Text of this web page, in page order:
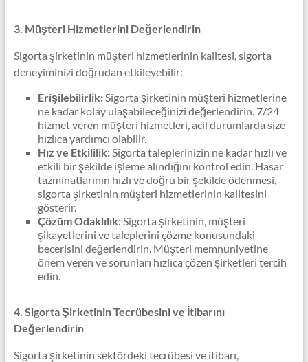
3. Müşteri Hizmetlerini Değerlendirin
Sigorta şirketinin müşteri hizmetlerinin kalitesi, sigorta
deneyiminizi doğrudan etkileyebilir:
Erişilebilirlik:Sigorta şirketinin müşteri hizmetlerine
ne kadar kolay ulaşabileceğinizi değerlendirin. 7/24
hizmet veren müşteri hizmetleri, acil durumlarda size
hızlıca yardımcı olabilir.
Hız ve Etkililik:Sigorta taleplerinizin ne kadar hızlı ve
etkili bir şekilde işleme alındığını kontrol edin. Hasar
tazminatlarının hızlı ve doğru bir şekilde ödenmesi,
sigorta şirketinin müşteri hizmetlerinin kalitesini
gösterir.
Çözüm Odaklılık:Sigorta şirketinin, müşteri
şikayetlerini ve taleplerini çözme konusundaki
becerisini değerlendirin. Müşteri memnuniyetine
önem veren ve sorunları hızlıca çözen şirketleri tercih
edin.
4. Sigorta Şirketinin Tecrübesini ve İtibarını
Değerlendirin
Sigorta şirketinin sektördeki tecrübesi ve itibarı,